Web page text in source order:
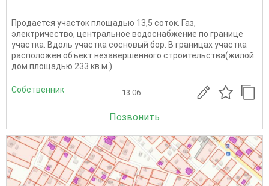
Продается участок площадью 13,5 соток. Газ,
электричество, центральное водоснабжение по границе
участка. Вдоль участка сосновый бор. В границах участка
расположен объект незавершенного строительства(жилой
дом площадью 233 кв.м.).
Собственник 13.06
Позвонить